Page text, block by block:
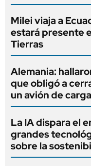
Milei viaja a
estará presente
Tierras
Alemania:
que obligó a
un avión de carga
La IA dispara el
grandes
sobre la